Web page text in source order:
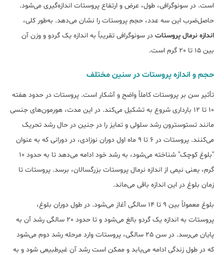
است. در سونوگرافی، طول، عرض و ارتفاع پروستات اندازه‌گیری می‌شود.
حاصل‌ضرب این سه عدد، حجم پروستات را نشان می‌دهد. به‌طور کلی،
اندازه نرمال پروستات در سونوگرافی تقریباً به اندازه یک گردو و وزن آن
بین 15 تا 20 گرم است.
حجم و اندازه پروستات در سنین مختلف
تأثیر سن بر پروستات کاملاً واضح و آشکار است. پروستات در حدود هفته
10 تا 12 بارداری شروع به تشکیل می‌کند. در این مدت، هورمون‌های جنسی
مانند تستوسترون رشد سلولی و تمایز را در جنین در حال رشد تحریک
می‌کنند. پروستات در 6 تا 9 ماه اول دوران نوزادی، در دورانی که به عنوان
"بلوغ کوچک" شناخته می‌شود، به رشد خود ادامه می‌دهد تا به حدود 10
گرم، یعنی نیمی از اندازه نرمال پروستات بزرگسالان، برسد. پروستات تا
زمان بلوغ در این اندازه باقی می‌ماند.
بلوغ معمولاً بین 9 تا 14 سالگی آغاز می‌شود. در طول دوران بلوغ،
پروستات به اندازه یک گردو بالغ می‌شود و تا حدود 20 سالگی رشد آن به
پایان می‌رسد. در سن 25 سالگی، پروستات وارد مرحله رشد دوم می‌شود
که در طول زندگی ادامه می‌یابد و ممکن است رشد آن غیرطبیعی شود و به